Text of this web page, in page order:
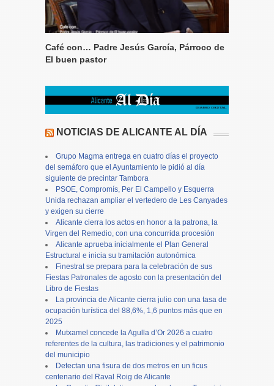
Café con… Padre Jesús García, Párroco de
El buen pastor
NOTICIAS DE ALICANTE AL DÍA
Grupo Magma entrega en cuatro días el proyecto
del semáforo que el Ayuntamiento le pidió al día
siguiente de precintar Tambora
PSOE, Compromís, Per El Campello y Esquerra
Unida rechazan ampliar el vertedero de Les Canyades
y exigen su cierre
Alicante cierra los actos en honor a la patrona, la
Virgen del Remedio, con una concurrida procesión
Alicante aprueba inicialmente el Plan General
Estructural e inicia su tramitación autonómica
Finestrat se prepara para la celebración de sus
Fiestas Patronales de agosto con la presentación del
Libro de Fiestas
La provincia de Alicante cierra julio con una tasa de
ocupación turística del 88,6%, 1,6 puntos más que en
2025
Mutxamel concede la Agulla d’Or 2026 a cuatro
referentes de la cultura, las tradiciones y el patrimonio
del municipio
Detectan una fisura de dos metros en un ficus
centenario del Raval Roig de Alicante